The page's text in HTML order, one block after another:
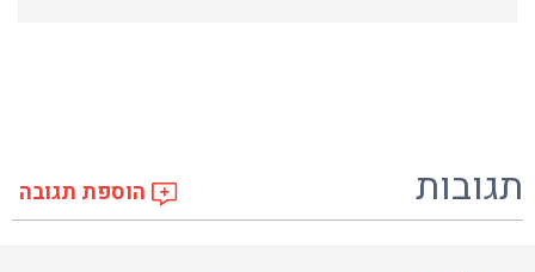
תגובות הוספת תגובה